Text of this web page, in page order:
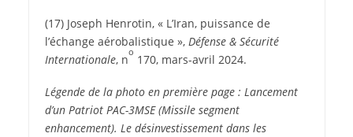
(17) Joseph Henrotin, « L’Iran, puissance de
l’échange aérobalistique », Défense & Sécurité
Internationale, n
o
170, mars-avril 2024.
Légende de la photo en première page : Lancement
d’un Patriot PAC-3MSE (Missile segment
enhancement). Le désinvestissement dans les